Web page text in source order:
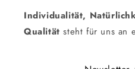
Individualität,
Qualität steht für uns an